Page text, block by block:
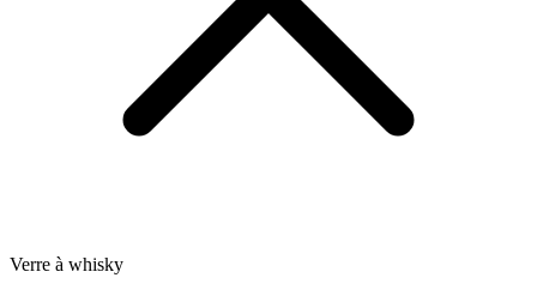
Verre à whisky